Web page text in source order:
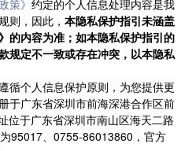
策》 约定的个人信息处理内容是我
则，因此， 本隐私保护指引未涵盖
的内容为准；如本隐私保护指引的
规定不一致或存在冲突，以本隐私
循个人信息保护原则，为您提供更
于广东省深圳市前海深港合作区前
位于广东省深圳市南山区海天二路
95017、0755-86013860，官方